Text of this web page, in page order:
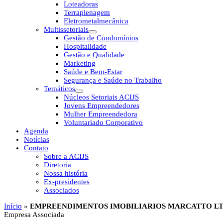
Loteadoras
Terraplenagem
Eletrometalmecânica
Multissetoriais
Gestão de Condomínios
Hospitalidade
Gestão e Qualidade
Marketing
Saúde e Bem-Estar
Segurança e Saúde no Trabalho
Temáticos
Núcleos Setoriais ACIJS
Jovens Empreendedores
Mulher Empreendedora
Voluntariado Corporativo
Agenda
Notícias
Contato
Sobre a ACIJS
Diretoria
Nossa história
Ex-presidentes
Associados
Início » EMPREENDIMENTOS IMOBILIARIOS MARCATTO
Empresa Associada